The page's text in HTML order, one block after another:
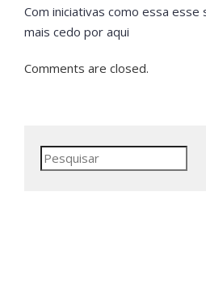
Com iniciativas como essa
mais cedo por aqui
Comments are closed.
Pesquisar